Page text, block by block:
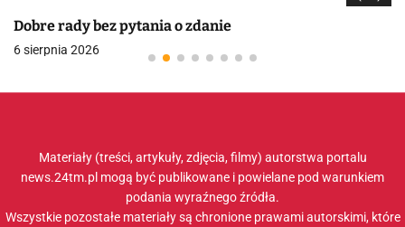
Dobre rady bez pytania o zdanie
6 sierpnia 2026
Materiały (treści, artykuły, zdjęcia, filmy) autorstwa portalu
news.24tm.pl mogą być publikowane i powielane pod warunkiem
podania wyraźnego źródła.
Wszystkie pozostałe materiały są chronione prawami autorskimi, które